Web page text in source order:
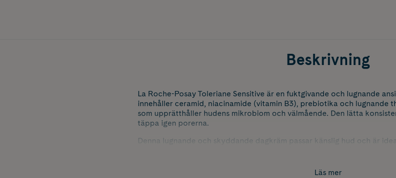
Beskrivning
La Roche-Posay Toleriane Sensitive är en fuktgivande och lugnande
innehåller ceramid, niacinamide (vitamin B3), prebiotika och lugnande
som upprätthåller hudens mikrobiom och välmående. Den lätta
täppa igen porerna.
Denna lugnande och skyddande dagkräm passar känslig hud och är
Läs mer